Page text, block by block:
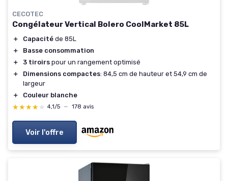
CECOTEC
Congélateur Vertical Bolero CoolMarket 85L
＋ Capacité de 85L
＋
Basse consommation
＋
3 tiroirs pour un rangement optimisé
＋
Dimensions compactes: 84,5 cm de hauteur et 54,9 cm de
largeur
＋
Couleur blanche
★★★★★
★★★★★ 4,1/5 — 178 avis
Voir l'offre